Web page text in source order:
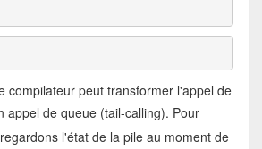
compilateur peut transformer l'appel de
appel de queue (tail-calling). Pour
l'état de la pile au moment de